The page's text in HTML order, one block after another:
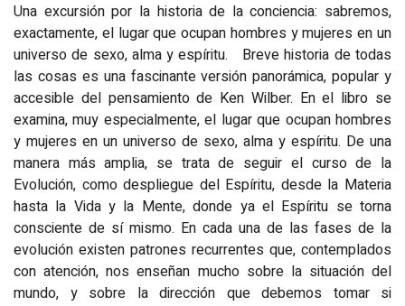
Una excursión por la historia de la conciencia: sabremos,
exactamente, el lugar que ocupan hombres y mujeres en un
universo de sexo, alma y espíritu. Breve historia de todas
las cosas es una fascinante versión panorámica, popular y
accesible del pensamiento de Ken Wilber. En el libro se
examina, muy especialmente, el lugar que ocupan hombres
y mujeres en un universo de sexo, alma y espíritu. De una
manera más amplia, se trata de seguir el curso de la
Evolución, como despliegue del Espíritu, desde la Materia
hasta la Vida y la Mente, donde ya el Espíritu se torna
consciente de sí mismo. En cada una de las fases de la
evolución existen patrones recurrentes que, contemplados
con atención, nos enseñan mucho sobre la situación del
mundo, y sobre la dirección que debemos tomar si